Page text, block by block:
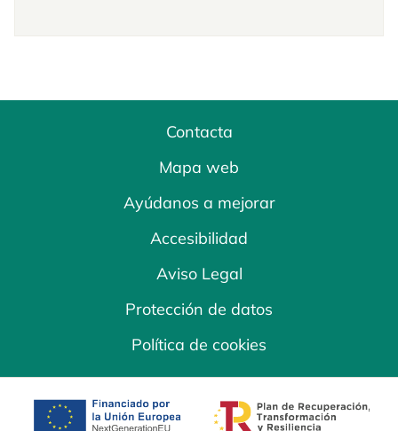
Contacta
Mapa web
Ayúdanos a mejorar
Accesibilidad
Aviso Legal
Protección de datos
Política de cookies
se abre en una pestaña nuevase abre en una